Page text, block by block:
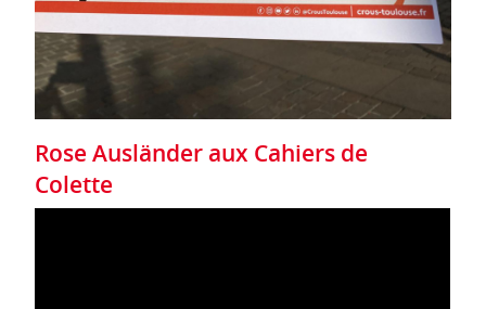
Rose Ausländer aux Cahiers de
Colette